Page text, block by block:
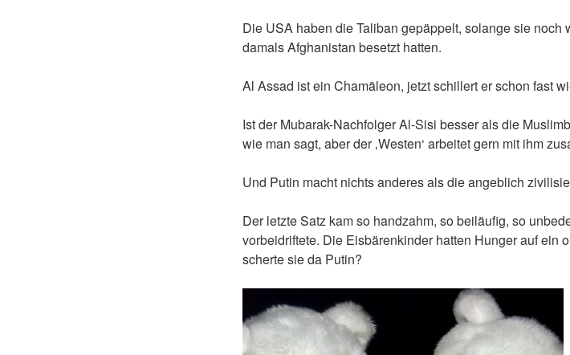
Die USA haben die Taliban gepäppelt, solange sie
damals Afghanistan besetzt hatten.
Al Assad ist ein Chamäleon, jetzt schillert er schon fast
Ist der Mubarak-Nachfolger Al-Sisi besser als die
wie man sagt, aber der ‚Westen‘ arbeitet gern mit ihm
Und Putin macht nichts anderes als die angeblich
Der letzte Satz kam so handzahm, so beiläufig, so
vorbeidriftete. Die Eisbärenkinder hatten Hunger auf ein
scherte sie da Putin?